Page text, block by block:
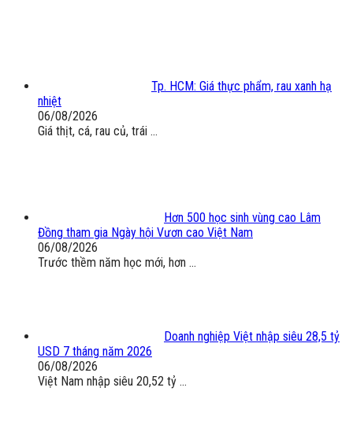
Tp. HCM: Giá thực phẩm, rau xanh hạ
nhiệt
06/08/2026
Giá thịt, cá, rau củ, trái ...
Hơn 500 học sinh vùng cao Lâm
Đồng tham gia Ngày hội Vươn cao Việt Nam
06/08/2026
Trước thềm năm học mới, hơn ...
Doanh nghiệp Việt nhập siêu 28,5 tỷ
USD 7 tháng năm 2026
06/08/2026
Việt Nam nhập siêu 20,52 tỷ ...